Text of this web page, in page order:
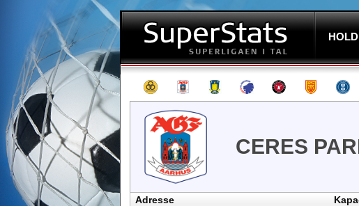
HOLD
CERES
Adresse